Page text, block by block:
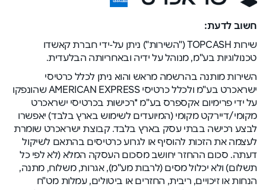
חשוב לדעת:
שירות TOPCASH ("השירות") ניתן על-ידי חברת קאשדו
טכנולוגיות בע"מ, מנוהל על ידיה ובאחריותה הבלעדית.
השירות מותנה בהרשמה מראש והוא ניתן לכלל כרטיסי
ישראכרט בע"מ ולכלל כרטיסי AMERICAN EXPRESS שהונפקו
על ידי פרימיום אקספרס בע"מ *רכישות בכרטיסי ישראכרט
מקומי/דיירקט מקומי (המיועדים לשימוש בארץ בלבד) יאפשרו
לבצע רכישה בבתי עסק בארץ בלבד. קבוצת ישראכרט שומרת
לעצמה את הזכות להוסיף או לגרוע כרטיסים בהתאם לשיקול
דעתה. סכום ההחזר יחושב מסכום העסקה המלא (לא לפי כל
תשלום) ולא יכלול מסים (לרבות מע"מ), אגרות, משלוח, מתנה,
הנחות או זיכויים, ריבית, החזרים או ביטולים, עמלות מט"ח